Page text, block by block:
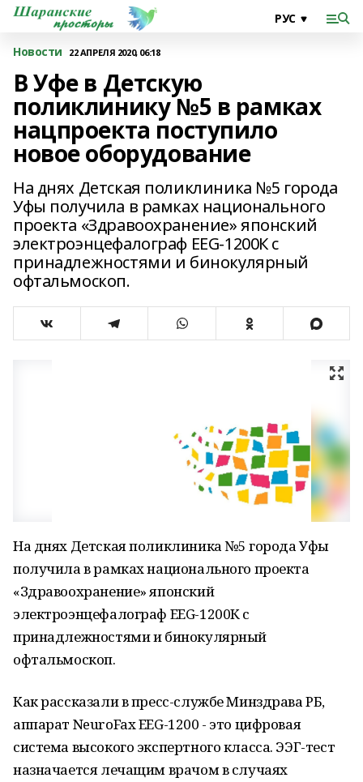
Новости 22 АПРЕЛЯ 2020, 06:18
В Уфе в Детскую
поликлинику №5 в рамках
нацпроекта поступило
новое оборудование
На днях Детская поликлиника №5 города
Уфы получила в рамках национального
проекта «Здравоохранение» японский
электроэнцефалограф EEG-1200К с
принадлежностями и бинокулярный
офтальмоскоп.
На днях Детская поликлиника №5 города Уфы
получила в рамках национального проекта
«Здравоохранение» японский
электроэнцефалограф EEG-1200К с
принадлежностями и бинокулярный
офтальмоскоп.
Как рассказали в пресс-службе Минздрава РБ,
аппарат NeuroFax EEG-1200 - это цифровая
система высокого экспертного класса. ЭЭГ-тест
назначается лечащим врачом в случаях